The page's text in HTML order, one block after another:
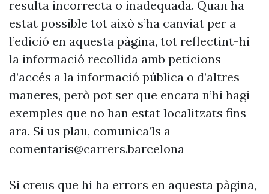
resulta incorrecta o inadequada. Quan ha
estat possible tot això s’ha canviat per a
l’edició en aquesta pàgina, tot reflectint-hi
la informació recollida amb peticions
d’accés a la informació pública o d’altres
maneres, però pot ser que encara n’hi hagi
exemples que no han estat localitzats fins
ara. Si us plau, comunica’ls a
comentaris@carrers.barcelona
Si creus que hi ha errors en aquesta pàgina,